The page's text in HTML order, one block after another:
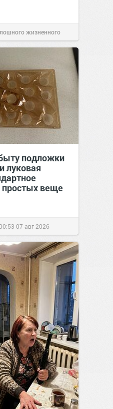
жизненного
подложки
луковая
простых веще
07 авг 2026